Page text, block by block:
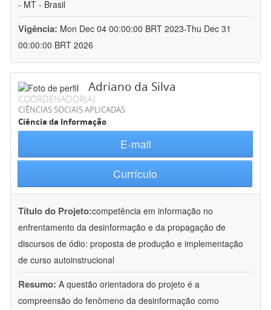
- MT - Brasil
Vigência: Mon Dec 04 00:00:00 BRT 2023-Thu Dec 31
00:00:00 BRT 2026
Adriano da Silva
COORDENADOR(A)
CIÊNCIAS SOCIAIS APLICADAS
Ciência da Informação
E-mail
Currículo
Título do Projeto:competência em informação no
enfrentamento da desinformação e da propagação de
discursos de ódio: proposta de produção e implementação
de curso autoinstrucional
Resumo: A questão orientadora do projeto é a
compreensão do fenômeno da desinformação como